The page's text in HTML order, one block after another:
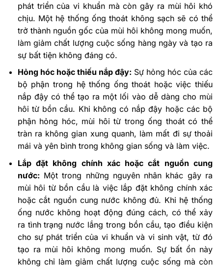
phát triển của vi khuẩn mà còn gây ra mùi hôi khó
chịu. Một hệ thống ống thoát không sạch sẽ có thể
trở thành nguồn gốc của mùi hôi không mong muốn,
làm giảm chất lượng cuộc sống hàng ngày và tạo ra
sự bất tiện không đáng có.
Hỏng hóc hoặc thiếu nắp đậy: Sự hỏng hóc của các
bộ phận trong hệ thống ống thoát hoặc việc thiếu
nắp đậy có thể tạo ra một lối vào dễ dàng cho mùi
hôi từ bồn cầu. Khi không có nắp đậy hoặc các bộ
phận hỏng hóc, mùi hôi từ trong ống thoát có thể
tràn ra không gian xung quanh, làm mất đi sự thoải
mái và yên bình trong không gian sống và làm việc.
Lắp đặt không chính xác hoặc cắt nguồn cung
nước: Một trong những nguyên nhân khác gây ra
mùi hôi từ bồn cầu là việc lắp đặt không chính xác
hoặc cắt nguồn cung nước không đủ. Khi hệ thống
ống nước không hoạt động đúng cách, có thể xảy
ra tình trạng nước lắng trong bồn cầu, tạo điều kiện
cho sự phát triển của vi khuẩn và vi sinh vật, từ đó
tạo ra mùi hôi không mong muốn. Sự bất ổn này
không chỉ làm giảm chất lượng cuộc sống mà còn